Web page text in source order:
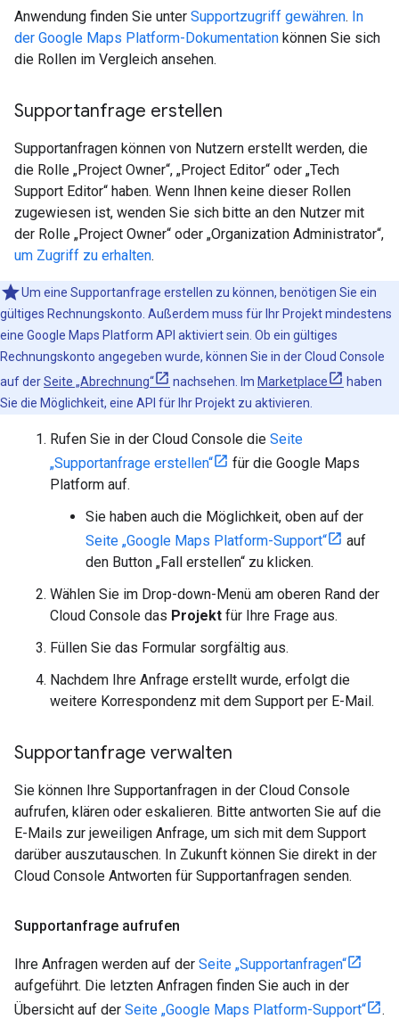
Anwendung finden Sie unter Supportzugriff gewähren. In
der Google Maps Platform-Dokumentation können Sie sich
die Rollen im Vergleich ansehen.
Supportanfrage erstellen
Supportanfragen können von Nutzern erstellt werden, die
die Rolle „Project Owner“, „Project Editor“ oder „Tech
Support Editor“ haben. Wenn Ihnen keine dieser Rollen
zugewiesen ist, wenden Sie sich bitte an den Nutzer mit
der Rolle „Project Owner“ oder „Organization Administrator“,
um Zugriff zu erhalten.
Um eine Supportanfrage erstellen zu können, benötigen Sie ein
gültiges Rechnungskonto. Außerdem muss für Ihr Projekt mindestens
eine Google Maps Platform API aktiviert sein. Ob ein gültiges
Rechnungskonto angegeben wurde, können Sie in der Cloud Console
auf derSeite „Abrechnung“ nachsehen. Im Marketplace
haben
Sie die Möglichkeit, eine API für Ihr Projekt zu aktivieren.
Rufen Sie in der Cloud Console die Seite
„Supportanfrage erstellen“
für die Google Maps
Platform auf.
Sie haben auch die Möglichkeit, oben auf der
Seite „Google Maps Platform-Support“
auf
den Button „Fall erstellen“ zu klicken.
Wählen Sie im Drop-down-Menü am oberen Rand der
Cloud Console das Projekt für Ihre Frage aus.
Füllen Sie das Formular sorgfältig aus.
Nachdem Ihre Anfrage erstellt wurde, erfolgt die
weitere Korrespondenz mit dem Support per E-Mail.
Supportanfrage verwalten
Sie können Ihre Supportanfragen in der Cloud Console
aufrufen, klären oder eskalieren. Bitte antworten Sie auf die
E-Mails zur jeweiligen Anfrage, um sich mit dem Support
darüber auszutauschen. In Zukunft können Sie direkt in der
Cloud Console Antworten für Supportanfragen senden.
Supportanfrage aufrufen
Ihre Anfragen werden auf der Seite „Supportanfragen“
aufgeführt. Die letzten Anfragen finden Sie auch in der
Übersicht auf der Seite „Google Maps Platform-Support“
.